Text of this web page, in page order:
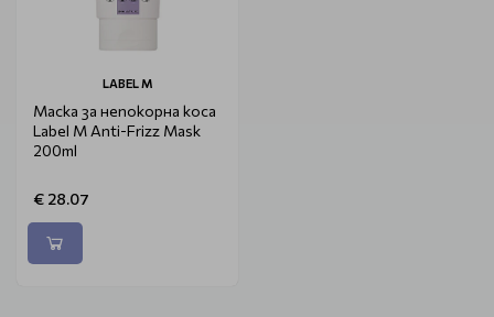
LABEL M
Маска за непокорна коса
Label M Anti-Frizz Mask
200ml
€ 28.07